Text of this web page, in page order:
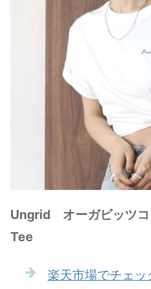
Ungrid オーガビッツコ
Tee
楽天市場でチェッ